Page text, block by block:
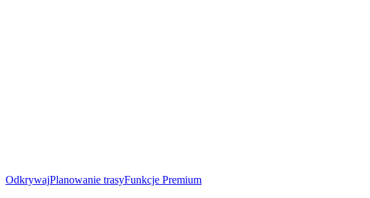
OdkrywajPlanowanie trasyFunkcje Premium